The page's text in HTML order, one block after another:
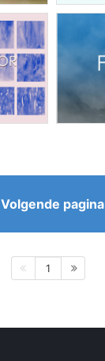
Volgende pagina
1